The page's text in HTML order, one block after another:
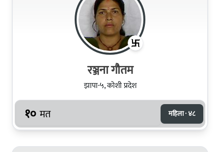
रञ्जना गौतम
झापा-५, कोशी प्रदेश
१० मत महिला · ४८